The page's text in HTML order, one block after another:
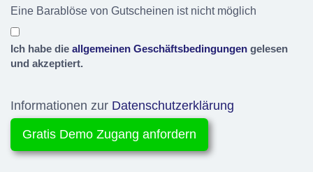
Eine Barablöse von Gutscheinen ist nicht möglich
Ich habe die allgemeinen Geschäftsbedingungen gelesen
und akzeptiert.
Informationen zur Datenschutzerklärung